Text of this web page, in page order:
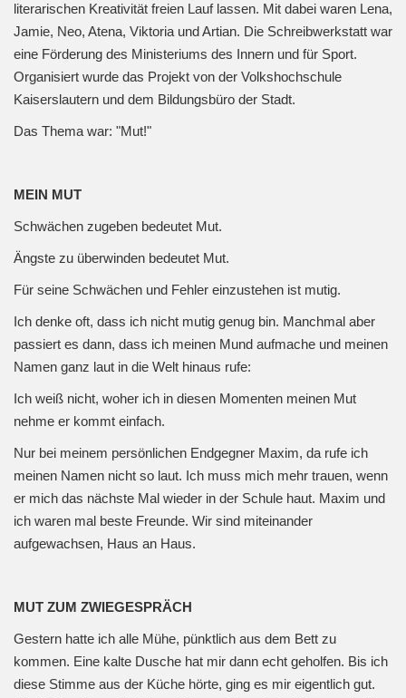
literarischen Kreativität freien Lauf lassen. Mit dabei waren Lena,
Jamie, Neo, Atena, Viktoria und Artian. Die Schreibwerkstatt war
eine Förderung des Ministeriums des Innern und für Sport.
Organisiert wurde das Projekt von der Volkshochschule
Kaiserslautern und dem Bildungsbüro der Stadt.
Das Thema war: "Mut!"
MEIN MUT
Schwächen zugeben bedeutet Mut.
Ängste zu überwinden bedeutet Mut.
Für seine Schwächen und Fehler einzustehen ist mutig.
Ich denke oft, dass ich nicht mutig genug bin. Manchmal aber
passiert es dann, dass ich meinen Mund aufmache und meinen
Namen ganz laut in die Welt hinaus rufe:
Ich weiß nicht, woher ich in diesen Momenten meinen Mut
nehme er kommt einfach.
Nur bei meinem persönlichen Endgegner Maxim, da rufe ich
meinen Namen nicht so laut. Ich muss mich mehr trauen, wenn
er mich das nächste Mal wieder in der Schule haut. Maxim und
ich waren mal beste Freunde. Wir sind miteinander
aufgewachsen, Haus an Haus.
MUT ZUM ZWIEGESPRÄCH
Gestern hatte ich alle Mühe, pünktlich aus dem Bett zu
kommen. Eine kalte Dusche hat mir dann echt geholfen. Bis ich
diese Stimme aus der Küche hörte, ging es mir eigentlich gut.